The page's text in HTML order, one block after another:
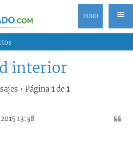
FORO
interior
• Página 1de 1
13:38